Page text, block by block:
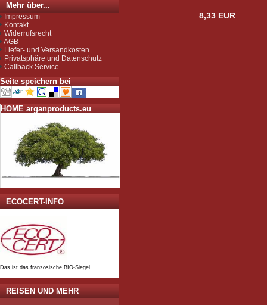
8,33 EUR
Seit Juli 2012 sind wir für das
Argan Speiseöl BIO-zertifiziert
gemäß EG-Öko-Verordnung
durch DE-ÖKO-037 (Marokko
Landwirtschaft)
Mehr über...
Impressum
Kontakt
Widerrufsrecht
AGB
Liefer- und Versandkosten
Privatsphäre und Datenschutz
Callback Service
Seite speichern bei
HOME arganproducts.eu
ECOCERT-INFO
Das ist das französische BIO-Siegel
REISEN UND MEHR